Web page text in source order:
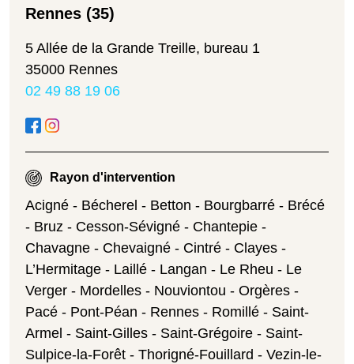
Rennes (35)
5 Allée de la Grande Treille, bureau 1
35000 Rennes
02 49 88 19 06
Rayon d'intervention
Acigné - Bécherel - Betton - Bourgbarré - Brécé
- Bruz - Cesson-Sévigné - Chantepie -
Chavagne - Chevaigné - Cintré - Clayes -
L’Hermitage - Laillé - Langan - Le Rheu - Le
Verger - Mordelles - Nouviontou - Orgères -
Pacé - Pont-Péan - Rennes - Romillé - Saint-
Armel - Saint-Gilles - Saint-Grégoire - Saint-
Sulpice-la-Forêt - Thorigné-Fouillard - Vezin-le-